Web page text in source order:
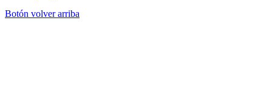
Botón volver arriba